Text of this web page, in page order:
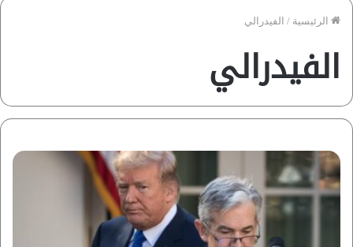
الرئيسية / الفيدرالي
الفيدرالي